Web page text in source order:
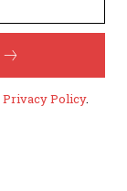
Privacy Policy.